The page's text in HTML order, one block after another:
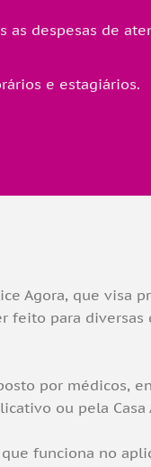
as despesas de
e estagiários.
Agora, que visa
para
por médicos,
ou pela Casa
funciona no